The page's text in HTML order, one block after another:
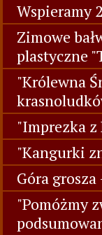
Wspieramy
Zimowe
plastyczne
"Królewna
"Imprezka z
"Kangurki
Góra
"Pomóżmy